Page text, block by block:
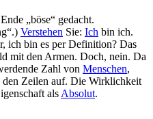
„böse“ gedacht.
Verstehen Sie: Ich bin ich.
ich bin es per Definition? Das
mit den Armen. Doch, nein. Da
Zahl von Menschen,
den Zeilen auf. Die Wirklichkeit
als Absolut.